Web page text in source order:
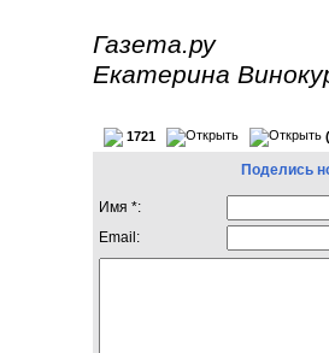
Газета.ру
Екатерина
1721
Поделись
Имя *:
Email: